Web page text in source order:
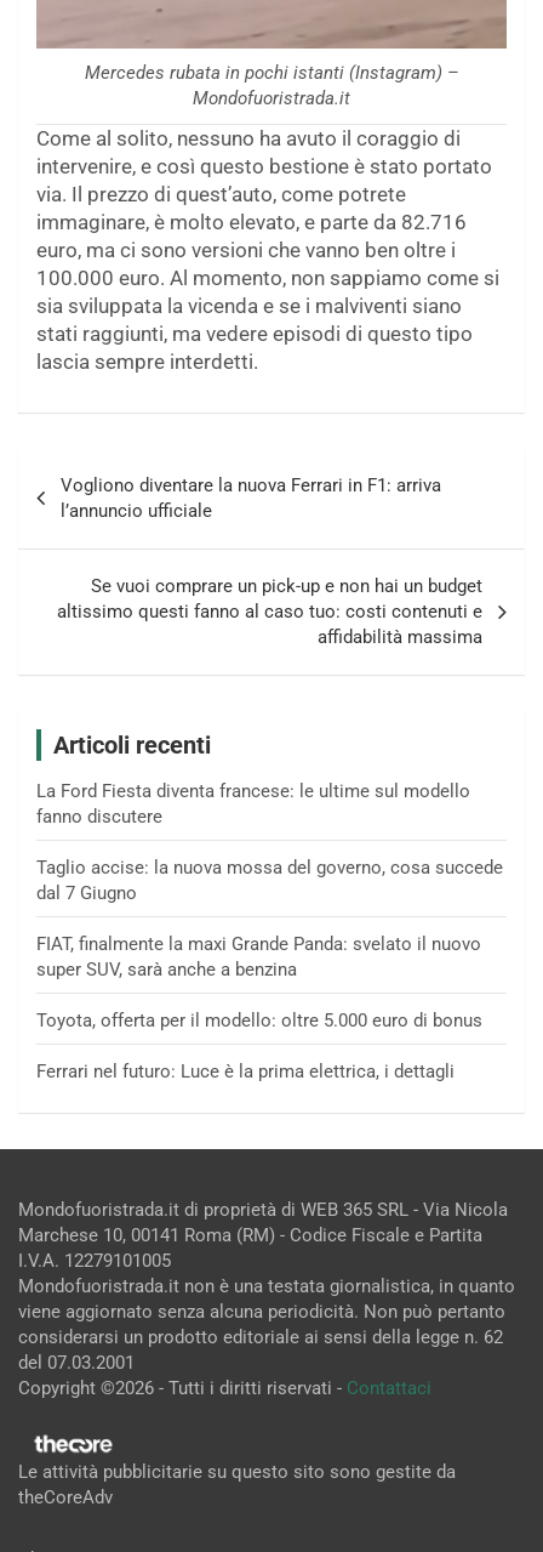
Mercedes rubata in pochi istanti (Instagram) –
Mondofuoristrada.it
Come al solito, nessuno ha avuto il coraggio di
intervenire, e così questo bestione è stato portato
via. Il prezzo di quest’auto, come potrete
immaginare, è molto elevato, e parte da 82.716
euro, ma ci sono versioni che vanno ben oltre i
100.000 euro. Al momento, non sappiamo come si
sia sviluppata la vicenda e se i malviventi siano
stati raggiunti, ma vedere episodi di questo tipo
lascia sempre interdetti.
articoli
Vogliono diventare la nuova Ferrari in F1: arriva
l’annuncio ufficiale
Se vuoi comprare un pick-up e non hai un budget
altissimo questi fanno al caso tuo: costi contenuti e
affidabilità massima
Articoli recenti
La Ford Fiesta diventa francese: le ultime sul modello
fanno discutere
Taglio accise: la nuova mossa del governo, cosa succede
dal 7 Giugno
FIAT, finalmente la maxi Grande Panda: svelato il nuovo
super SUV, sarà anche a benzina
Toyota, offerta per il modello: oltre 5.000 euro di bonus
Ferrari nel futuro: Luce è la prima elettrica, i dettagli
Mondofuoristrada.it di proprietà di WEB 365 SRL - Via Nicola
Marchese 10, 00141 Roma (RM) - Codice Fiscale e Partita
I.V.A. 12279101005
Mondofuoristrada.it non è una testata giornalistica, in quanto
viene aggiornato senza alcuna periodicità. Non può pertanto
considerarsi un prodotto editoriale ai sensi della legge n. 62
del 07.03.2001
Copyright ©2026 - Tutti i diritti riservati - Contattaci
Le attività pubblicitarie su questo sito sono gestite da
theCoreAdv